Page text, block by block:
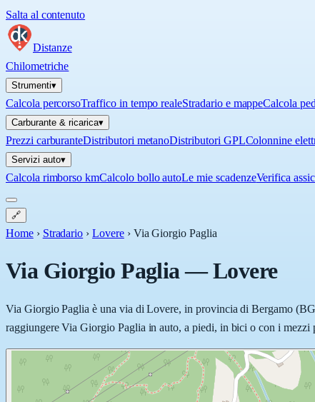
Salta al contenuto
Distanze
Chilometriche
Strumenti▾
Calcola percorsoTraffico in tempo realeStradario e mappeCalcola
Carburante & ricarica▾
Prezzi carburanteDistributori metanoDistributori GPLColonnine
Servizi auto▾
Calcola rimborso kmCalcolo bollo autoLe mie scadenzeVerifica
🔗
Home › Stradario › Lovere › Via Giorgio Paglia
Via Giorgio Paglia—Lovere
Via Giorgio Paglia è una via di Lovere, in provincia di Bergamo
raggiungere Via Giorgio Paglia in auto, a piedi, in bici o con i